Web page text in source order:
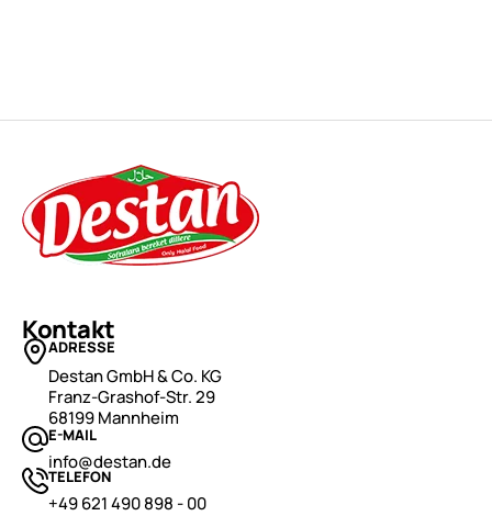
Kontakt
ADRESSE
Destan GmbH & Co. KG
Franz-Grashof-Str. 29
68199 Mannheim
E-MAIL
info@destan.de
TELEFON
+49 621 490 898 - 00